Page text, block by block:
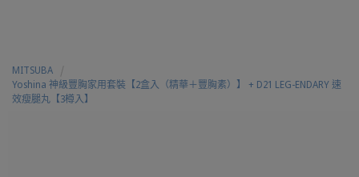
MITSUBA
Yoshina 神級豐胸家用套裝【2盒入（精華＋豐胸素）】 + D21 LEG-ENDARY 速
效瘦腿丸【3樽入】